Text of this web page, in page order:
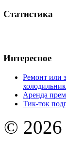
Статистика
Интересное
Ремонт или
Аренда
Тик-ток
© 2026